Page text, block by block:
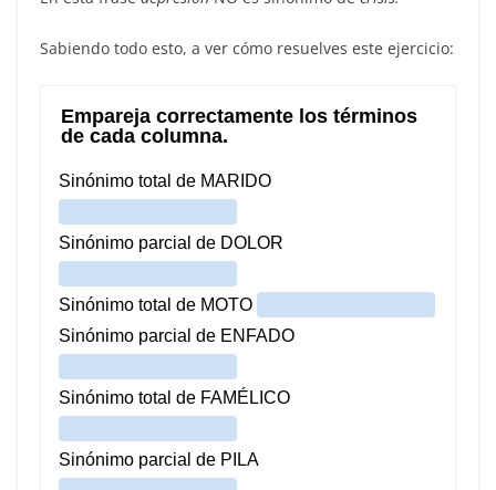
Sabiendo todo esto, a ver cómo resuelves este ejercicio: